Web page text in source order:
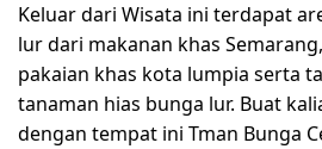
Keluar dari Wisata ini terdapat
lur dari makanan khas
pakaian khas kota lumpia serta
tanaman hias bunga lur. Buat
dengan tempat ini Tman Bunga